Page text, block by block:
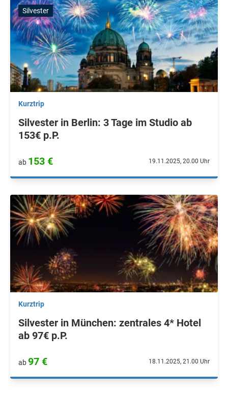
Silvester
Kurztrip
Silvester in Berlin: 3 Tage im Studio ab
153€ p.P.
ab 153 € 19.11.2025, 20.00 Uhr
Kurztrip
Silvester in München: zentrales 4* Hotel
ab 97€ p.P.
ab97 € 18.11.2025, 21.00 Uhr